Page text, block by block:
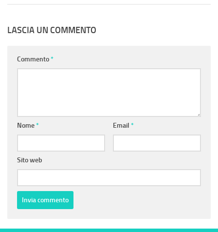
LASCIA UN COMMENTO
Commento*
Nome* Email *
Sito web